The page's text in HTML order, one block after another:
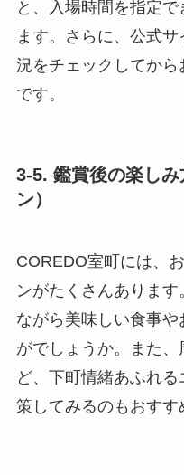
と、入場時間を指定
ます。さらに、公式
況をチェックしてか
です。
3-5. 鑑賞後の楽し
ン）
COREDO室町には、
ンがたくさんありま
ながら美味しい食事
がでしょうか。また
ど、下町情緒あふれ
策してみるのもおすす